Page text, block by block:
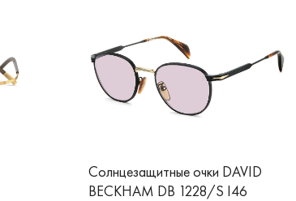
Солнцезащитные очки DAVID
BECKHAM DB 1228/S I46